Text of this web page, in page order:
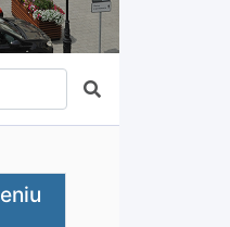
do wyszukania
Szukaj
załatwienia sprawy